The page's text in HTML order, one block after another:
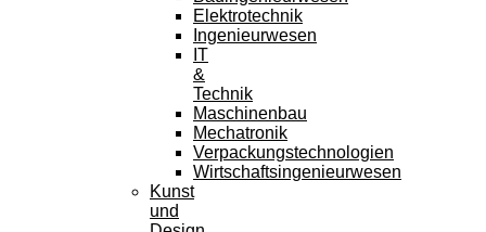
Elektrotechnik
Ingenieurwesen
IT
&
Technik
Maschinenbau
Mechatronik
Verpackungstechnologien
Wirtschaftsingenieurwesen
Kunst
und